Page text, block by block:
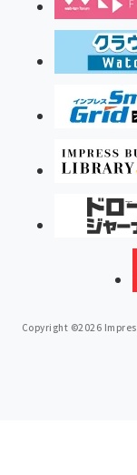
Copyright ©2026